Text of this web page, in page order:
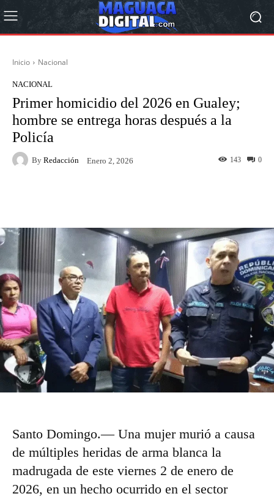
Inicio Nacional
NACIONAL
Primer homicidio del 2026 en Gualey;
hombre se entrega horas después a la
Policía
By Redacción Enero 2, 2026 0
143
Santo Domingo.— Una mujer murió a causa
de múltiples heridas de arma blanca la
madrugada de este viernes 2 de enero de
2026, en un hecho ocurrido en el sector